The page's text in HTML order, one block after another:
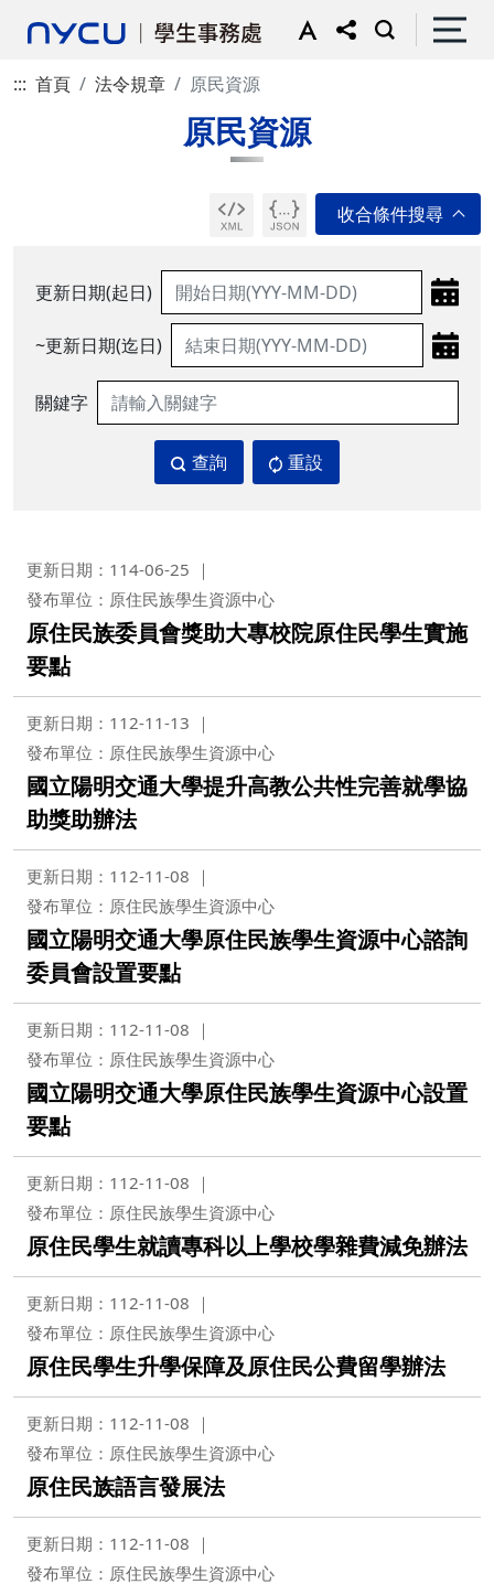
::: 首頁 法令規章 原民資源
原民資源
更新日期(起日)
~更新日期(迄日)
關鍵字
查詢 重設
更新日期：114-06-25
發布單位：原住民族學生資源中心
原住民族委員會獎助大專校院原住民學生實施
要點
更新日期：112-11-13
發布單位：原住民族學生資源中心
國立陽明交通大學提升高教公共性完善就學協
助獎助辦法
更新日期：112-11-08
發布單位：原住民族學生資源中心
國立陽明交通大學原住民族學生資源中心諮詢
委員會設置要點
更新日期：112-11-08
發布單位：原住民族學生資源中心
國立陽明交通大學原住民族學生資源中心設置
要點
更新日期：112-11-08
發布單位：原住民族學生資源中心
原住民學生就讀專科以上學校學雜費減免辦法
更新日期：112-11-08
發布單位：原住民族學生資源中心
原住民學生升學保障及原住民公費留學辦法
更新日期：112-11-08
發布單位：原住民族學生資源中心
原住民族語言發展法
更新日期：112-11-08
發布單位：原住民族學生資源中心